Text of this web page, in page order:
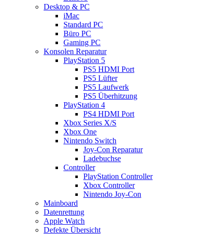
Desktop & PC
iMac
Standard PC
Büro PC
Gaming PC
Konsolen Reparatur
PlayStation 5
PS5 HDMI Port
PS5 Lüfter
PS5 Laufwerk
PS5 Überhitzung
PlayStation 4
PS4 HDMI Port
Xbox Series X/S
Xbox One
Nintendo Switch
Joy-Con Reparatur
Ladebuchse
Controller
PlayStation Controller
Xbox Controller
Nintendo Joy-Con
Mainboard
Datenrettung
Apple Watch
Defekte Übersicht